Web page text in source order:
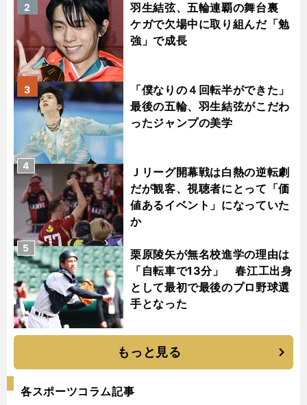
羽生結弦、五輪連覇の舞台裏
ケガで欠場中に取り組んだ「勉
強」で成長
2
「僕なりの４回転半ができた」
最後の五輪、羽生結弦がこだわ
ったジャンプの美学
3
Ｊリーグ開幕戦は白熱の逆転劇
だが観客、視聴者にとって「価
値あるイベント」になっていた
か
4
栗原陵矢が無名校進学の理由は
「自転車で13分」 春江工出身
として最初で最後のプロ野球選
手となった
5
もっと見る
各スポーツコラム記事